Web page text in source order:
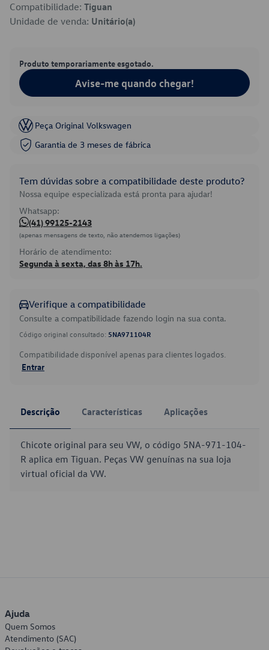
Compatibilidade: Tiguan
Unidade de venda: Unitário(a)
Produto temporariamente esgotado.
Avise-me quando chegar!
Peça Original Volkswagen
Garantia de 3 meses de fábrica
Tem dúvidas sobre a compatibilidade deste produto?
Nossa equipe especializada está pronta para ajudar!
Whatsapp:
(41) 99125-2143
(apenas mensagens de texto, não atendemos ligações)
Horário de atendimento:
Segunda à sexta, das 8h às 17h.
Verifique a compatibilidade
Consulte a compatibilidade fazendo login na sua conta.
Código original consultado: 5NA971104R
Compatibilidade disponível apenas para clientes logados.
Entrar
Descrição Características Aplicações
Chicote original para seu VW, o código 5NA-971-104-
R aplica em Tiguan. Peças VW genuínas na sua loja
virtual oficial da VW.
Ajuda
Quem Somos
Atendimento (SAC)